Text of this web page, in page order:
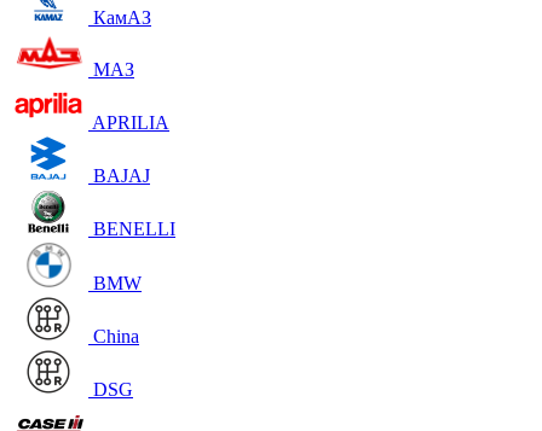
КамАЗ
МАЗ
APRILIA
BAJAJ
BENELLI
BMW
China
DSG